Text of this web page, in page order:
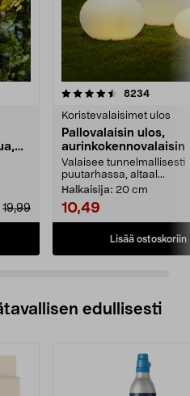
19,99
8234
Koristevalaisimet ulos
Pallovalaisin ulos,
aurinkokennovalaisin
Valaisee tunnelmallisesti
puutarhassa, altaal...
Halkaisija: 20 cm
10,49
Lisää ostoskoriin
4.5 viidestä
edullisesti